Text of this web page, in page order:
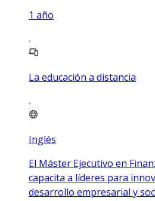
1 año
La educación a distancia
Inglés
El Máster Ejecutivo en
capacita a líderes para
desarrollo empresarial y